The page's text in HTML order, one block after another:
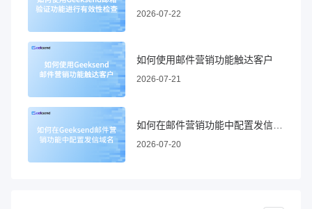
2026-07-22
如何使用邮件营销功能触达客户
2026-07-21
2026-07-20